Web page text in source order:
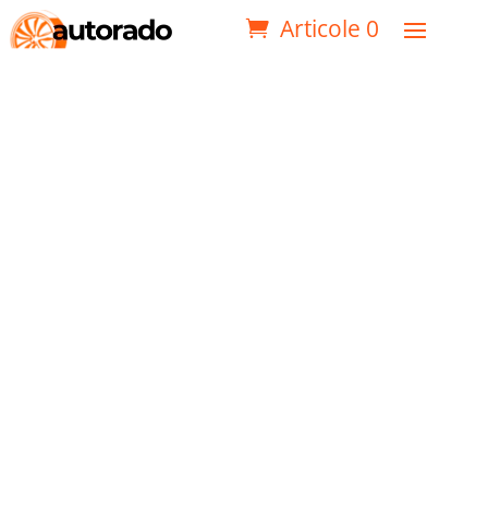
Articole 0